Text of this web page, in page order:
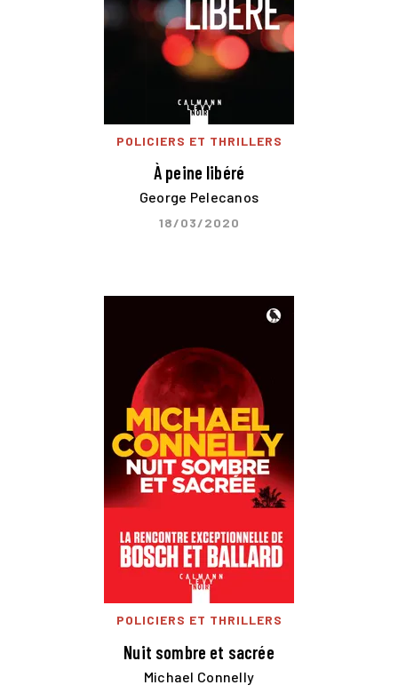
POLICIERS ET THRILLERS
À peine libéré
George Pelecanos
18/03/2020
POLICIERS ET THRILLERS
Nuit sombre et sacrée
Michael Connelly